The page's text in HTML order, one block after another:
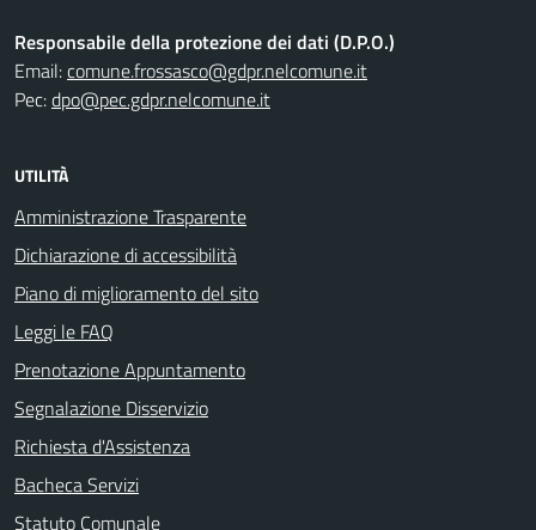
Responsabile della protezione dei dati (D.P.O.)
Email:comune.frossasco@gdpr.nelcomune.it
Pec:dpo@pec.gdpr.nelcomune.it
UTILITÀ
Amministrazione Trasparente
Dichiarazione di accessibilità
Piano di miglioramento del sito
Leggi le FAQ
Prenotazione Appuntamento
Segnalazione Disservizio
Richiesta d'Assistenza
Bacheca Servizi
Statuto Comunale